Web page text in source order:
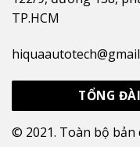
TP.HCM
TỔNG
© 2021. Toàn bộ bản